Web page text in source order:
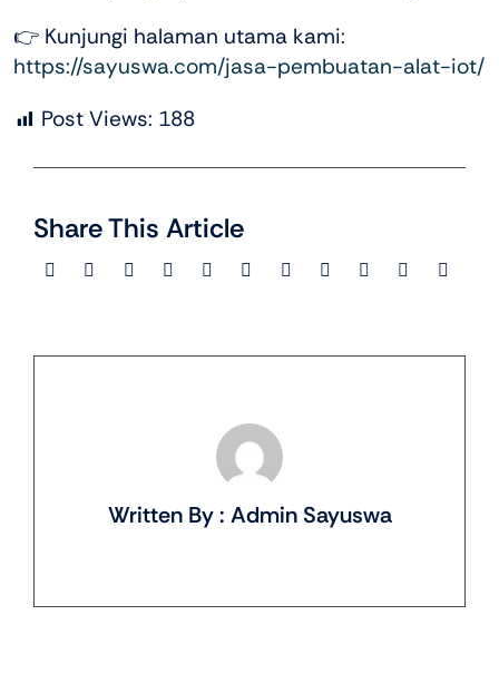
👉 Kunjungi halaman utama kami:
https://sayuswa.com/jasa-pembuatan-alat-iot/
Post Views: 188
Share This Article
Written By : Admin Sayuswa